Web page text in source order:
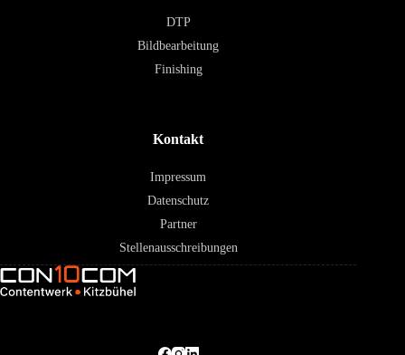
DTP
Bildbearbeitung
Finishing
Kontakt
Impressum
Datenschutz
Partner
Stellenausschreibungen